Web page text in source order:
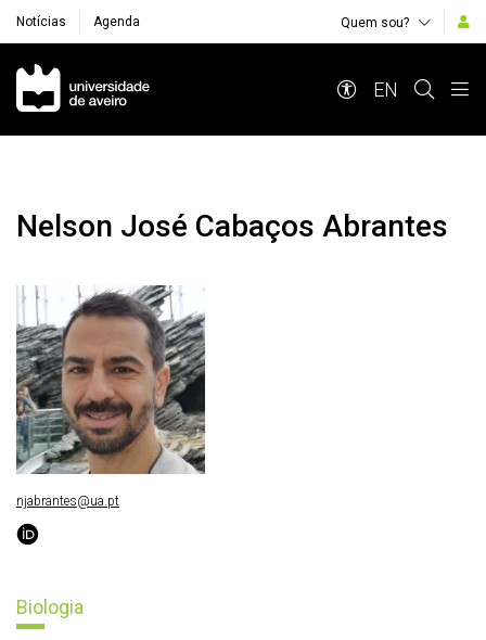
Notícias Agenda Quem sou?
Navegação Principal
EN
Nelson José Cabaços Abrantes
Biologia
njabrantes@ua.pt